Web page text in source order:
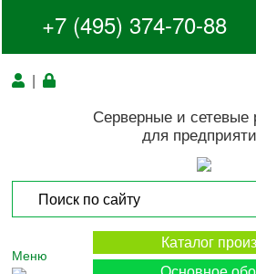
+7 (495) 374-70-88
|
Серверные и сетевые
для
Меню
Каталог